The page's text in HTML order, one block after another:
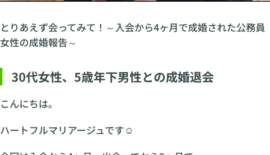
とりあえず会ってみて！～入会から4ヶ月で成婚された公務員
女性の成婚報告～
30代女性、5歳年下男性との成婚退会
こんにちは。
ハートフルマリアージュです☺